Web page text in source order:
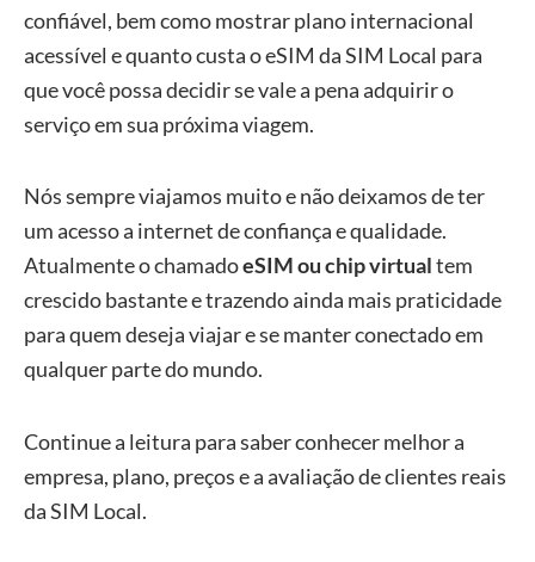
confiável, bem como mostrar plano internacional
acessível e quanto custa o eSIM da SIM Local para
que você possa decidir se vale a pena adquirir o
serviço em sua próxima viagem.
Nós sempre viajamos muito e não deixamos de ter
um acesso a internet de confiança e qualidade.
Atualmente o chamadoeSIM ou chip virtualtem
crescido bastante e trazendo ainda mais praticidade
para quem deseja viajar e se manter conectado em
qualquer parte do mundo.
Continue a leitura para saber conhecer melhor a
empresa, plano, preços e a avaliação de clientes reais
da SIM Local.